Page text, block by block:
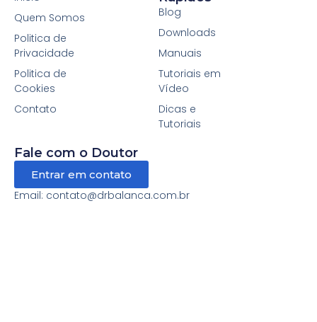
Quem Somos
Politica de
Privacidade
Politica de
Cookies
Contato
Blog
Downloads
Manuais
Tutoriais em
Vídeo
Dicas e
Tutoriais
Fale com o Doutor
Entrar em contato
Email: contato@drbalanca.com.br